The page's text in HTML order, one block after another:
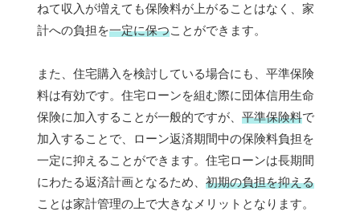
ねて収入が増えても保険料が上がることはなく、家
計への負担を一定に保つことができます。
また、住宅購入を検討している場合にも、平準保険
料は有効です。住宅ローンを組む際に団体信用生命
保険に加入することが一般的ですが、 平準保険料で
加入することで、ローン返済期間中の保険料負担を
一定に抑えることができます。住宅ローンは長期間
にわたる返済計画となるため、 初期の負担を抑える
ことは家計管理の上で大きなメリットとなります。